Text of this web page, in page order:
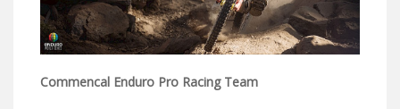
Commencal Enduro Pro Racing Team